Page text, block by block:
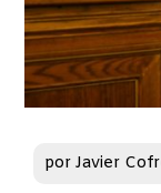
porJavier